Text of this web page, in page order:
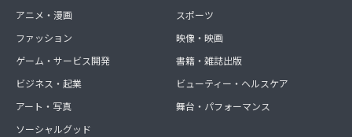
アニメ・漫画
ファッション
ゲーム・サービス開発
ビジネス・起業
アート・写真
ソーシャルグッド
スポーツ
映像・映画
書籍・雑誌出版
ビューティー・ヘルスケア
舞台・パフォーマンス